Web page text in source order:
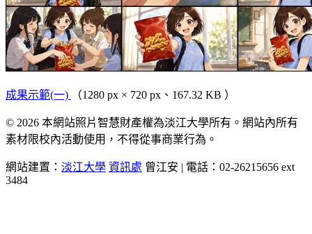
成果示範(一) （1280 px × 720 px、167.32 KB ）
© 2026 本網站照片智慧財產權為淡江大學所有。網站內所有
素材限校內活動使用，不得從事商業行為。
網站建置： 淡江大學 資訊處 曾江安 | 電話：02-26215656 ext
3484